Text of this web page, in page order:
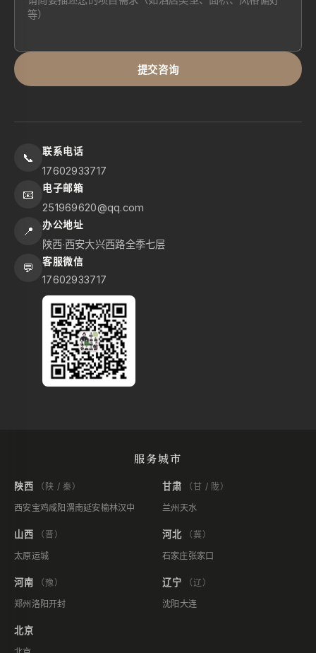
提交咨询
📞 联系电话
17602933717
📧 电子邮箱
251969620@qq.com
📍 办公地址
陕西·西安大兴西路全季七层
💬 客服微信
17602933717
服务城市
陕西
（陕 / 秦）
西安宝鸡咸阳 渭南延安榆林汉中
甘肃
（甘 / 陇）
兰州 天水
山西
（晋）
太原运城
河北
（冀）
石家庄张家口
河南
（豫）
郑州 洛阳开封
辽宁
（辽）
沈阳 大连
北京